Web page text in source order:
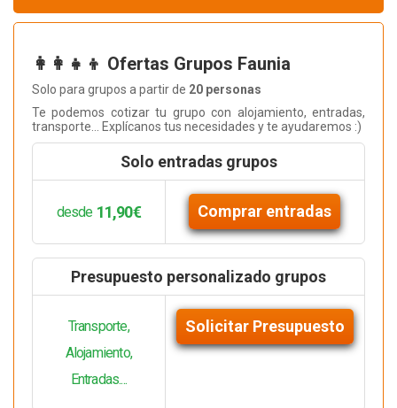
👩‍👩‍👧‍👦 Ofertas Grupos Faunia
Solo para grupos a partir de 20 personas
Te podemos cotizar tu grupo con alojamiento, entradas,
transporte... Explícanos tus necesidades y te ayudaremos :)
Solo entradas grupos
desde 11,90€ Comprar entradas
Presupuesto personalizado grupos
Transporte,
Alojamiento,
Entradas....
Solicitar Presupuesto